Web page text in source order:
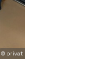
© privat